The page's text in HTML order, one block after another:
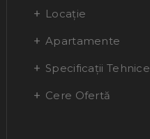
Locație
Apartamente
Specificații Tehnice
Cere Ofertă